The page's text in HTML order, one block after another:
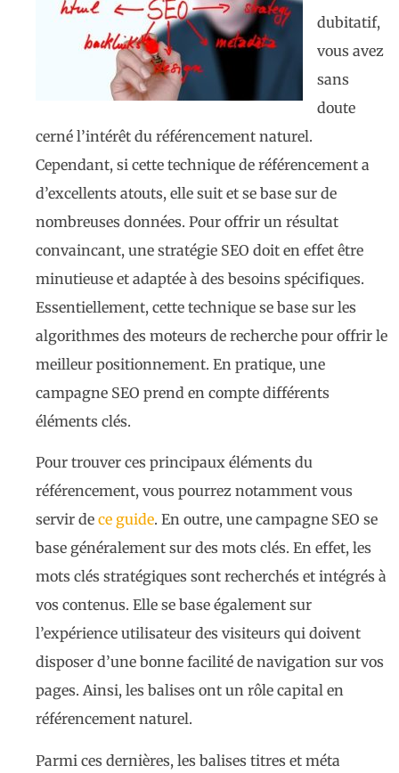
dubitatif,
vous avez
sans
doute
cerné l’intérêt du référencement naturel.
Cependant, si cette technique de référencement a
d’excellents atouts, elle suit et se base sur de
nombreuses données. Pour offrir un résultat
convaincant, une stratégie SEO doit en effet être
minutieuse et adaptée à des besoins spécifiques.
Essentiellement, cette technique se base sur les
algorithmes des moteurs de recherche pour offrir le
meilleur positionnement. En pratique, une
campagne SEO prend en compte différents
éléments clés.
Pour trouver ces principaux éléments du
référencement, vous pourrez notamment vous
servir de ce guide. En outre, une campagne SEO se
base généralement sur des mots clés. En effet, les
mots clés stratégiques sont recherchés et intégrés à
vos contenus. Elle se base également sur
l’expérience utilisateur des visiteurs qui doivent
disposer d’une bonne facilité de navigation sur vos
pages. Ainsi, les balises ont un rôle capital en
référencement naturel.
Parmi ces dernières, les balises titres et méta